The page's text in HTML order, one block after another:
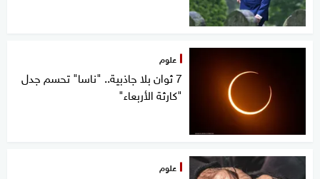
علوم
7 ثوان بلا جاذبية.. "ناسا" تحسم جدل
"كارثة الأربعاء"
علوم